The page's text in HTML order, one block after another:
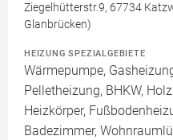
Ziegelhütterstr.9, 67734
Glanbrücken)
HEIZUNG SPEZIALGEBIETE
Wärmepumpe,
Pelletheizung, BHKW,
Heizkörper,
Badezimmer,